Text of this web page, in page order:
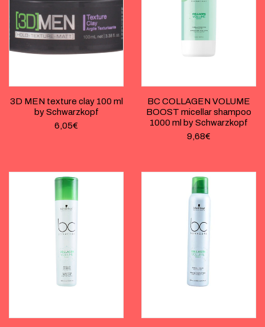
3D MEN texture clay 100 ml
by Schwarzkopf
6,05€
BC COLLAGEN VOLUME
BOOST micellar shampoo
1000 ml by Schwarzkopf
9,68€